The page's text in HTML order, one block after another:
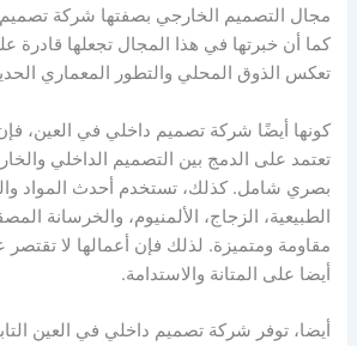
مجال التصميم الخارجي بصفتها شركة
كما أن خبرتها في هذا المجال تجعلها قادرة
تعكس الذوق المحلي والتطور المعماري
كونها أيضًا شركة تصميم داخلي في العين،
تعتمد على الدمج بين التصميم الداخلي
بصري شامل. كذلك، تستخدم أحدث المواد
الطبيعية، الزجاج، الألمنيوم، والخرسانة
مقاومة ومتميزة. لذلك فإن أعمالها لا
أيضا على المتانة والاستدامة.
أيضا، توفر شركة تصميم داخلي في العين